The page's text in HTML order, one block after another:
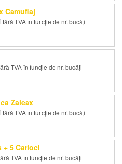
Camuflaj
fără TVA în funcție de nr. bucăți
TVA în funcție de nr. bucăți
Zaleax
fără TVA în funcție de nr. bucăți
+ 5 Carioci
TVA în funcție de nr. bucăți